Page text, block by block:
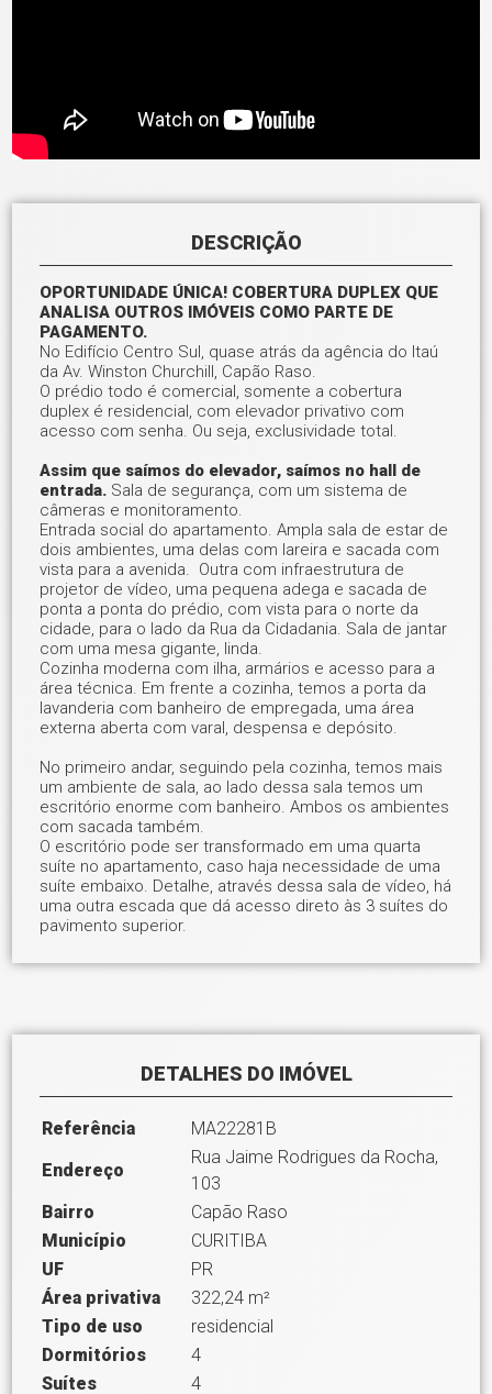
DESCRIÇÃO
OPORTUNIDADE ÚNICA! COBERTURA DUPLEX QUE
ANALISA OUTROS IMÓVEIS COMO PARTE DE
PAGAMENTO.
No Edifício Centro Sul, quase atrás da agência do Itaú
da Av. Winston Churchill, Capão Raso.
O prédio todo é comercial, somente a cobertura
duplex é residencial, com elevador privativo com
acesso com senha. Ou seja, exclusividade total.
Assim que saímos do elevador, saímos no hall de
entrada. Sala de segurança, com um sistema de
câmeras e monitoramento.
Entrada social do apartamento. Ampla sala de estar de
dois ambientes, uma delas com lareira e sacada com
vista para a avenida. Outra com infraestrutura de
projetor de vídeo, uma pequena adega e sacada de
ponta a ponta do prédio, com vista para o norte da
cidade, para o lado da Rua da Cidadania. Sala de jantar
com uma mesa gigante, linda.
Cozinha moderna com ilha, armários e acesso para a
área técnica. Em frente a cozinha, temos a porta da
lavanderia com banheiro de empregada, uma área
externa aberta com varal, despensa e depósito.
No primeiro andar, seguindo pela cozinha, temos mais
um ambiente de sala, ao lado dessa sala temos um
escritório enorme com banheiro. Ambos os ambientes
com sacada também.
O escritório pode ser transformado em uma quarta
suíte no apartamento, caso haja necessidade de uma
suíte embaixo. Detalhe, através dessa sala de vídeo, há
uma outra escada que dá acesso direto às 3 suítes do
pavimento superior.
DETALHES DO IMÓVEL
Referência
MA22281B
Endereço
Rua Jaime Rodrigues da Rocha,
103
Bairro
Capão Raso
Município
CURITIBA
UF
PR
Área privativa
322,24 m²
Tipo de uso
residencial
Dormitórios
4
Suítes
4